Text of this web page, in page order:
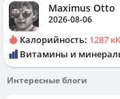
Maximus Otto
2026-08-06
Калорийность: 1287
Витамины и
Интересные блоги